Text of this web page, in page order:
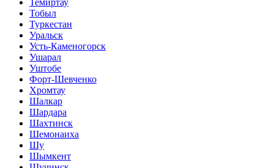
Темиртау
Тобыл
Туркестан
Уральск
Усть-Каменогорск
Ушарал
Уштобе
Форт-Шевченко
Хромтау
Шалкар
Шардара
Шахтинск
Шемонаиха
Шу
Шымкент